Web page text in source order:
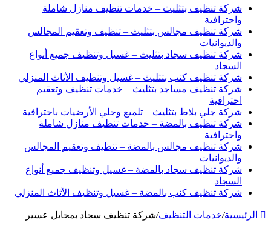
شركة تنظيف بتثليث – خدمات تنظيف منازل شاملة
واحترافية
شركة تنظيف مجالس بتثليث – تنظيف وتعقيم المجالس
والديوانيات
شركة تنظيف سجاد بتثليث – غسيل وتنظيف جميع أنواع
السجاد
شركة تنظيف كنب بتثليث – غسيل وتنظيف الأثاث المنزلي
شركة تنظيف مساجد بتثليث – خدمات تنظيف وتعقيم
احترافية
شركة جلي بلاط بتثليث – تلميع وجلي الأرضيات باحترافية
شركة تنظيف بالمضة – خدمات تنظيف منازل شاملة
واحترافية
شركة تنظيف مجالس بالمضة – تنظيف وتعقيم المجالس
والديوانيات
شركة تنظيف سجاد بالمضة – غسيل وتنظيف جميع أنواع
السجاد
شركة تنظيف كنب بالمضة – غسيل وتنظيف الأثاث المنزلي
الرئيسية/خدمات التنظيف/شركة تنظيف سجاد بمحايل عسير